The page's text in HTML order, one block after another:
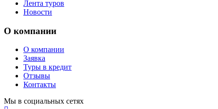
Лента туров
Новости
О компании
О компании
Заявка
Туры в кредит
Отзывы
Контакты
Мы в социальных сетях